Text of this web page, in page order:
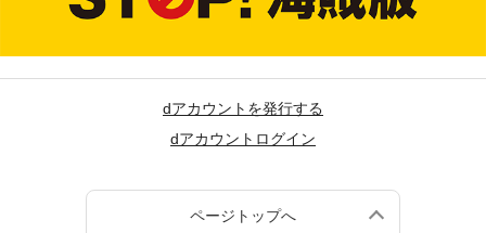
dアカウントを発行する
dアカウントログイン
ページトップへ